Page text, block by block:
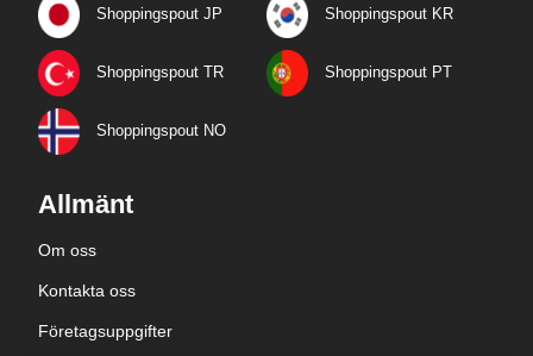
Shoppingspout JP Shoppingspout KR
Shoppingspout TR Shoppingspout PT
Shoppingspout NO
Allmänt
Om oss
Kontakta oss
Företagsuppgifter